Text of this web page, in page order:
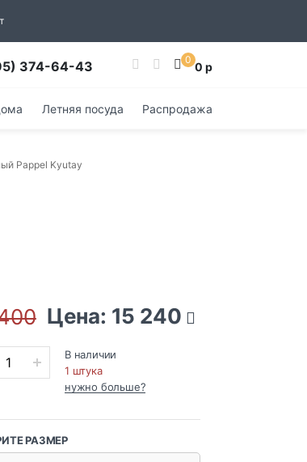
374-64-43 0 0 р
Летняя посуда Распродажа
Pappel Kyutay
Цена: 15 240
В наличии
1 штука
нужно больше?
РАЗМЕР